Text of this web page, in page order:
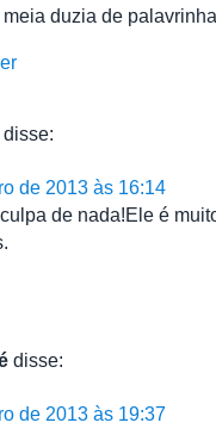
duzia de
disse:
de 2013 às 16:14
de nada!Ele é
disse:
de 2013 às 19:37